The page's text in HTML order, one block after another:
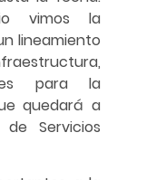
vimos la
lineamiento
para la
quedará a
Servicios